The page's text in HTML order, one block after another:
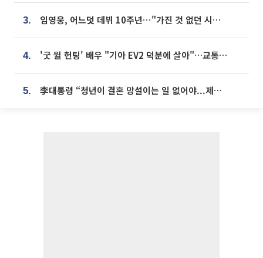
3. 임영웅, 어느덧 데뷔 10주년⋯"가진 것 없던 시절, 내 앞엔 20명의 팬뿐"
4. '굿 윌 헌팅' 배우 "기아 EV2 덕분에 살아"…교통사고 후 안전성 극찬
5. 李대통령 “청년이 결혼 망설이는 일 없어야...제도상 불이익 조사”